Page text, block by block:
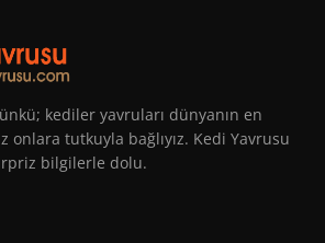
kediler yavruları dünyanın en
onlara tutkuyla bağlıyız. Kedi Yavrusu
bilgilerle dolu.